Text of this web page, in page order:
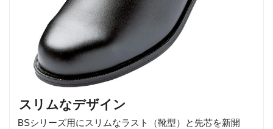
スリムなデザイン
BSシリーズ用にスリムなラスト（靴型）と先芯を新開